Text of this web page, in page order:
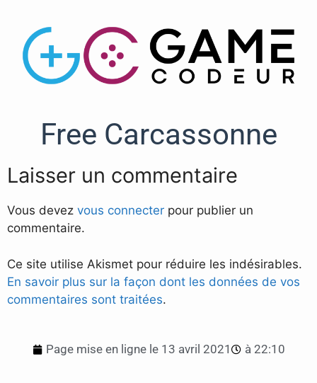
Free Carcassonne
Laisser un commentaire
Vous devez vous connecter pour publier un
commentaire.
Ce site utilise Akismet pour réduire les indésirables.
En savoir plus sur la façon dont les données de vos
commentaires sont traitées.
Page mise en ligne le 13 avril 2021 à 22:10